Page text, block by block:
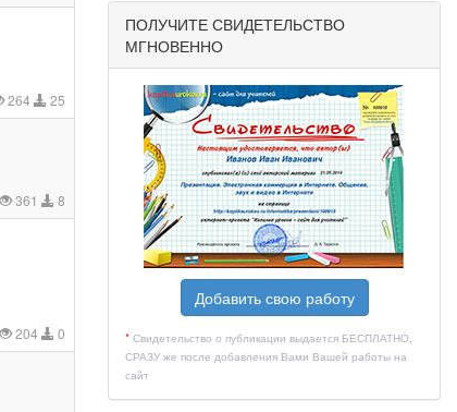
264 25
361 8
204 0
ПОЛУЧИТЕ СВИДЕТЕЛЬСТВО
МГНОВЕННО
Добавить свою работу
* Свидетельство о публикации выдается БЕСПЛАТНО,
СРАЗУ же после добавления Вами Вашей работы на
сайт